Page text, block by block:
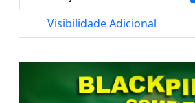
Visibilidade Adicional